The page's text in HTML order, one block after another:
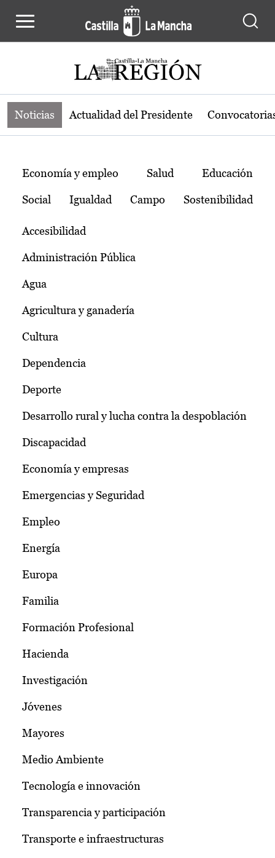
Noticias de la región de Castilla-La
Noticias Actualidad del Presidente
Temas
Economía y empleo Salud Educación
Social Igualdad Campo Sostenibilidad
Accesibilidad
Administración Pública
Agua
Agricultura y ganadería
Cultura
Dependencia
Deporte
Desarrollo rural y lucha contra la despoblación
Discapacidad
Economía y empresas
Emergencias y Seguridad
Empleo
Energía
Europa
Familia
Formación Profesional
Hacienda
Investigación
Jóvenes
Mayores
Medio Ambiente
Tecnología e innovación
Transparencia y participación
Transporte e infraestructuras